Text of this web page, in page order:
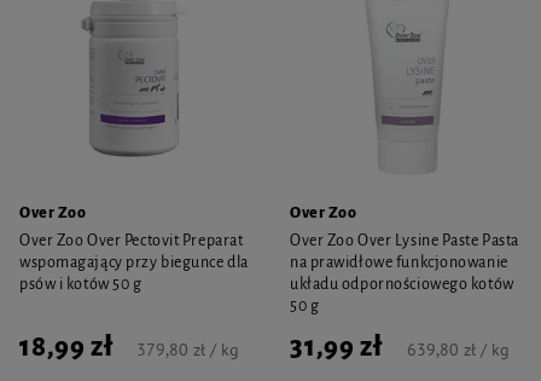
Over Zoo
Over Zoo Over Pectovit Preparat
wspomagający przy biegunce dla
psów i kotów 50 g
18,99 zł 379,80 zł / kg
Over Zoo
Over Zoo Over Lysine Paste Pasta
na prawidłowe funkcjonowanie
układu odpornościowego kotów
50 g
31,99 zł 639,80 zł / kg